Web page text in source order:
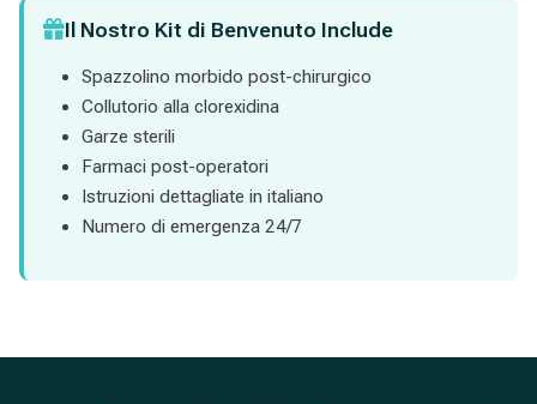
Il Nostro Kit di Benvenuto Include
Spazzolino morbido post-chirurgico
Collutorio alla clorexidina
Garze sterili
Farmaci post-operatori
Istruzioni dettagliate in italiano
Numero di emergenza 24/7